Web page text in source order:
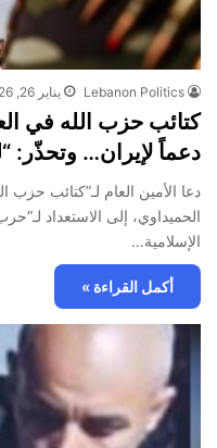
Lebanon Politics يناير 26, 2026
كتائب حزب الله في
دعماً لإيران… وتحذّر:
دعا الأمين العام لـ”كتائب حزب
الحميداوي، إلى الاستعداد
الإسلامية…
أكمل القراءة »